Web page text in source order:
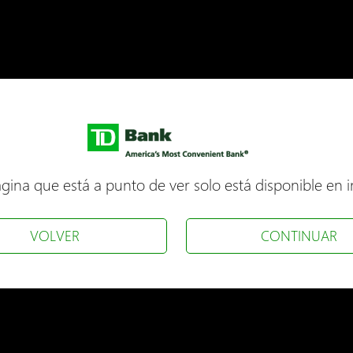
que está a punto de ver solo está disponible en
CONTINUAR
VOLVER